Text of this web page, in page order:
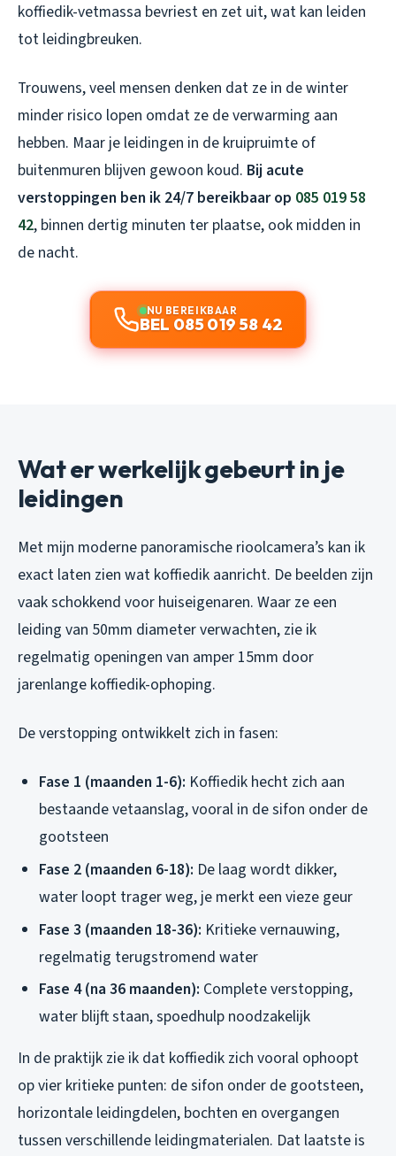
koffiedik-vetmassa bevriest en zet uit, wat kan leiden
tot leidingbreuken.
Trouwens, veel mensen denken dat ze in de winter
minder risico lopen omdat ze de verwarming aan
hebben. Maar je leidingen in de kruipruimte of
buitenmuren blijven gewoon koud. Bij acute
verstoppingen ben ik 24/7 bereikbaar op 085 019 58
42, binnen dertig minuten ter plaatse, ook midden in
de nacht.
NU BEREIKBAAR
BEL 085 019 58 42
Wat er werkelijk gebeurt in je
leidingen
Met mijn moderne panoramische rioolcamera’s kan ik
exact laten zien wat koffiedik aanricht. De beelden zijn
vaak schokkend voor huiseigenaren. Waar ze een
leiding van 50mm diameter verwachten, zie ik
regelmatig openingen van amper 15mm door
jarenlange koffiedik-ophoping.
De verstopping ontwikkelt zich in fasen:
Fase 1 (maanden 1-6): Koffiedik hecht zich aan
bestaande vetaanslag, vooral in de sifon onder de
gootsteen
Fase 2 (maanden 6-18): De laag wordt dikker,
water loopt trager weg, je merkt een vieze geur
Fase 3 (maanden 18-36): Kritieke vernauwing,
regelmatig terugstromend water
Fase 4 (na 36 maanden): Complete verstopping,
water blijft staan, spoedhulp noodzakelijk
In de praktijk zie ik dat koffiedik zich vooral ophoopt
op vier kritieke punten: de sifon onder de gootsteen,
horizontale leidingdelen, bochten en overgangen
tussen verschillende leidingmaterialen. Dat laatste is